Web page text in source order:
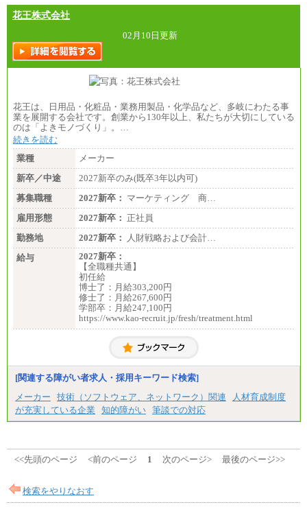
花王株式会社
02月10日更新
花王は、日用品・化粧品・業務用製品・化学品など、多岐にわたる事
業を展開する会社です。創業から130年以上、私たちが大切にしている
のは「よきモノづくり」。…
続きを読む
業種
メーカー
新卒／中途
2027新卒のみ(既卒3年以内可)
募集職種
2027新卒： マーケティング 商…
雇用形態
2027新卒： 正社員
勤務地
2027新卒：
人財戦略および会計…
給与
2027新卒：
【全職種共通】
初任給
博士了：月給303,200円
修士了：月給267,600円
学部卒：月給247,100円
https://www.kao-recruit.jp/fresh/treatment.html
[関連する障がい者求人・採用キーワード検索]
メーカー
技術（ソフトウェア、ネットワーク）関連
人材育成制度
が充実している企業
知的障がい 筆談での対応
<<先頭のページ <前のページ 1 次のページ> 最後のページ>>
検索をやりなおす